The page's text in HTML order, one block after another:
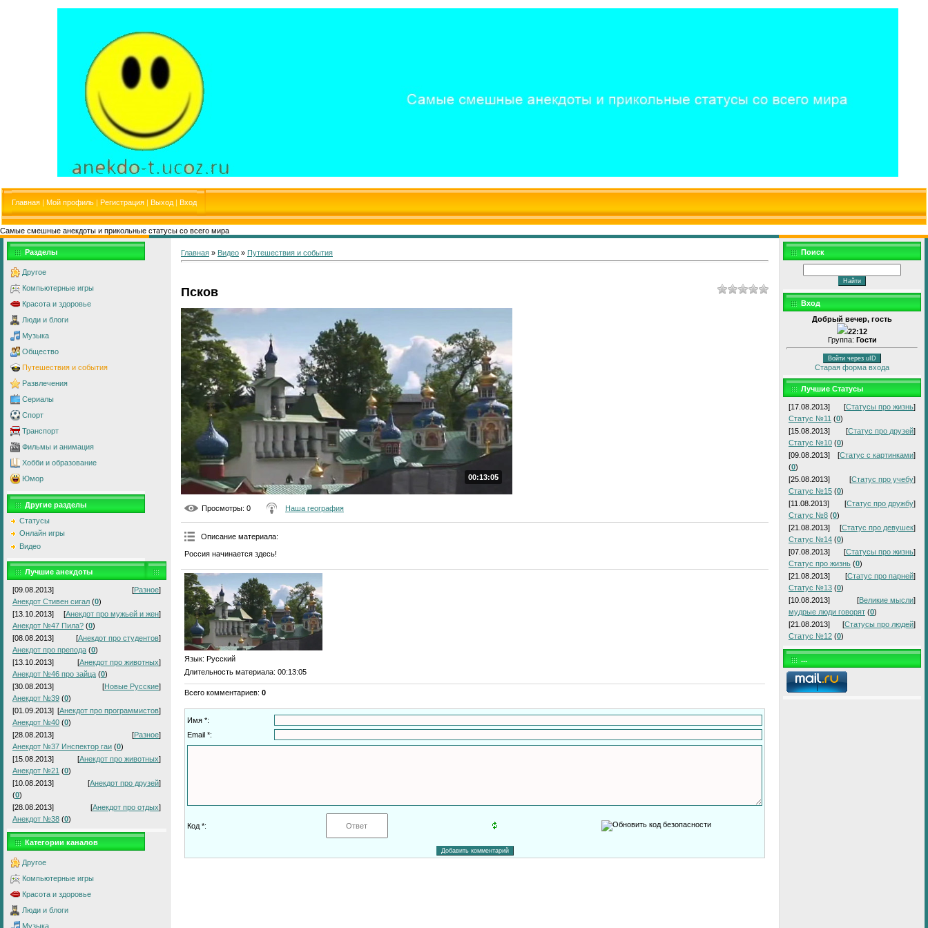
Главная | Мой профиль | Регистрация | Выход | Вход
Самые смешные анекдоты и прикольные статусы со всего мира
Разделы
Другое
Компьютерные игры
Красота и здоровье
Люди и блоги
Музыка
Общество
Путешествия и события
Развлечения
Сериалы
Спорт
Транспорт
Фильмы и анимация
Хобби и образование
Юмор
Другие разделы
Статусы
Онлайн игры
Видео
Лучшие анекдоты
[09.08.2013] [Разное]
Анекдот Стивен сигал (0)
[13.10.2013]
[Анекдот про мужьей и жен]
Анекдот №47 Пила? (0)
[08.08.2013]
[Анекдот про студентов]
Анекдот про препода (0)
[13.10.2013]
[Анекдот про животных]
Анекдот №46 про зайца (0)
[30.08.2013]
[Новые Русские]
Анекдот №39 (0)
[01.09.2013] [Анекдот про программистов]
Анекдот №40 (0)
[28.08.2013]
[Разное]
Анекдот №37 Инспектор гаи (0)
[15.08.2013]
[Анекдот про животных]
Анекдот №21 (0)
[10.08.2013]
[Анекдот про друзей]
(0)
[28.08.2013]
[Анекдот про отдых]
Анекдот №38 (0)
Категории каналов
Другое
Компьютерные игры
Красота и здоровье
Люди и блоги
Музыка
Главная » Видео » Путешествия и события
Псков
00:13:05
Просмотры: 0 Наша география
Описание материала:
Россия начинается здесь!
Язык: Русский
Длительность материала: 00:13:05
Всего комментариев: 0
Имя *:
Email *:
Код *:
Поиск
Вход
Добрый вечер, гость
22:12
Группа: Гости
Войти через uID
Старая форма входа
Лучшие Статусы
[17.08.2013] [Статусы про жизнь]
Статус №11 (0)
[15.08.2013]
[Статус про друзей]
Статус №10 (0)
[09.08.2013]
[Статус с картинками]
(0)
[25.08.2013]
[Статус про учебу]
Статус №15 (0)
[11.08.2013]
[Статус про дружбу]
Статус №8 (0)
[21.08.2013]
[Статус про девушек]
Статус №14 (0)
[07.08.2013]
[Статусы про жизнь]
Статус про жизнь (0)
[21.08.2013]
[Статус про парней]
Статус №13 (0)
[10.08.2013]
[Великие мысли]
мудрые люди говорят (0)
[21.08.2013]
[Статусы про людей]
Статус №12 (0)
...